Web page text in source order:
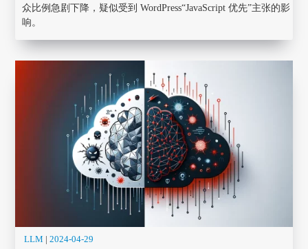
众比例急剧下降，疑似受到 WordPress“JavaScript 优先”主张的影
响。
LLM |2024-04-29